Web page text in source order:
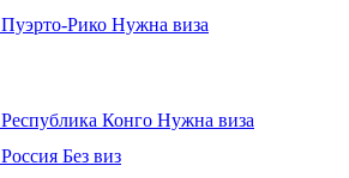
Пуэрто-Рико Нужна виза
Республика Конго Нужна виза
Россия Без виз